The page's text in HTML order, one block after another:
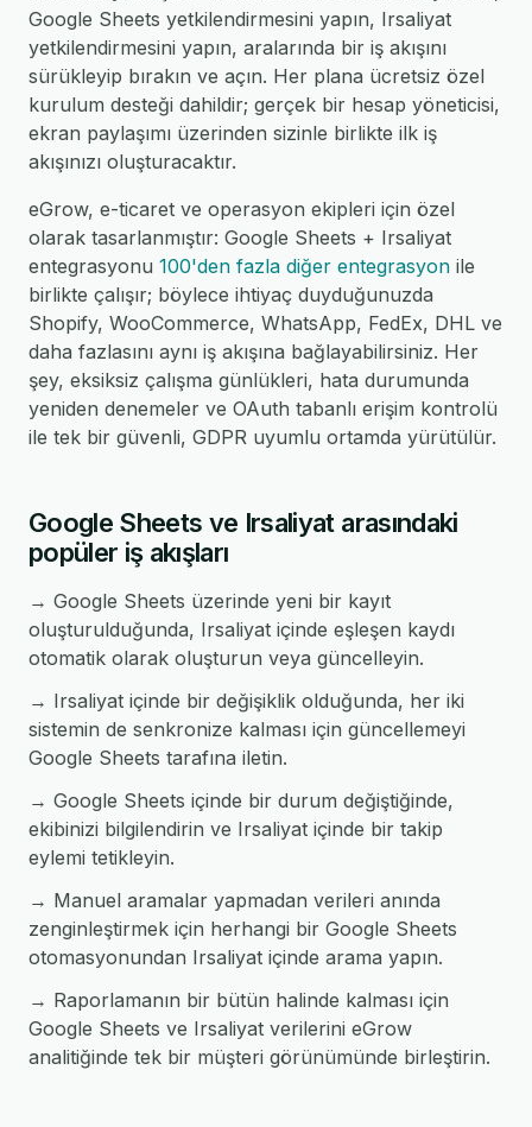
Google Sheets yetkilendirmesini yapın, Irsaliyat
yetkilendirmesini yapın, aralarında bir iş akışını
sürükleyip bırakın ve açın. Her plana ücretsiz özel
kurulum desteği dahildir; gerçek bir hesap yöneticisi,
ekran paylaşımı üzerinden sizinle birlikte ilk iş
akışınızı oluşturacaktır.
eGrow, e-ticaret ve operasyon ekipleri için özel
olarak tasarlanmıştır: Google Sheets + Irsaliyat
entegrasyonu 100'den fazla diğer entegrasyon ile
birlikte çalışır; böylece ihtiyaç duyduğunuzda
Shopify, WooCommerce, WhatsApp, FedEx, DHL ve
daha fazlasını aynı iş akışına bağlayabilirsiniz. Her
şey, eksiksiz çalışma günlükleri, hata durumunda
yeniden denemeler ve OAuth tabanlı erişim kontrolü
ile tek bir güvenli, GDPR uyumlu ortamda yürütülür.
Google Sheets ve Irsaliyat arasındaki
popüler iş akışları
→ Google Sheets üzerinde yeni bir kayıt
oluşturulduğunda, Irsaliyat içinde eşleşen kaydı
otomatik olarak oluşturun veya güncelleyin.
→ Irsaliyat içinde bir değişiklik olduğunda, her iki
sistemin de senkronize kalması için güncellemeyi
Google Sheets tarafına iletin.
→ Google Sheets içinde bir durum değiştiğinde,
ekibinizi bilgilendirin ve Irsaliyat içinde bir takip
eylemi tetikleyin.
→ Manuel aramalar yapmadan verileri anında
zenginleştirmek için herhangi bir Google Sheets
otomasyonundan Irsaliyat içinde arama yapın.
→ Raporlamanın bir bütün halinde kalması için
Google Sheets ve Irsaliyat verilerini eGrow
analitiğinde tek bir müşteri görünümünde birleştirin.